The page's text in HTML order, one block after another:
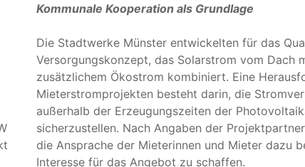
Kommunale Kooperation als Grundlage
Die Stadtwerke Münster entwickelten für das
Versorgungskonzept, das Solarstrom vom Dach
zusätzlichem Ökostrom kombiniert. Eine
Mieterstromprojekten besteht darin, die
außerhalb der Erzeugungszeiten der
sicherzustellen. Nach Angaben der
die Ansprache der Mieterinnen und Mieter dazu
Interesse für das Angebot zu schaffen.